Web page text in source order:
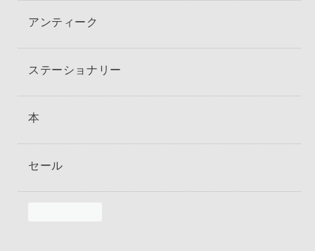
アンティーク
ステーショナリー
本
セール